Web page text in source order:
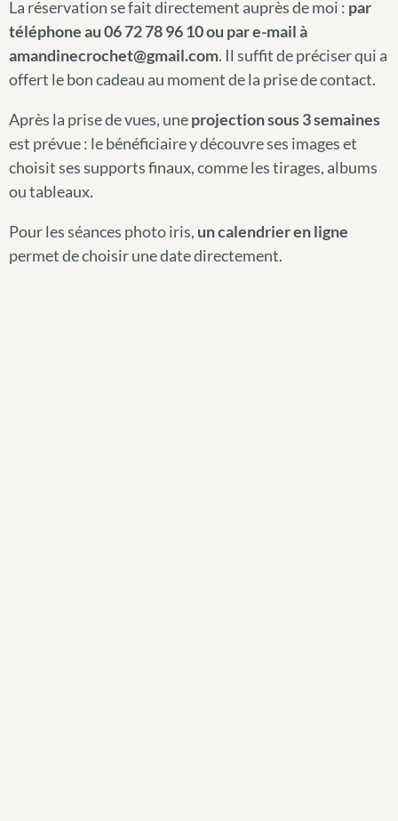
La réservation se fait directement auprès de moi : par
téléphone au 06 72 78 96 10 ou par e-mail à
amandinecrochet@gmail.com. Il suffit de préciser qui a
offert le bon cadeau au moment de la prise de contact.
Après la prise de vues, uneprojection sous 3 semaines
est prévue : le bénéficiaire y découvre ses images et
choisit ses supports finaux, comme les tirages, albums
ou tableaux.
Pour les séances photo iris, un calendrier en ligne
permet de choisir une date directement.